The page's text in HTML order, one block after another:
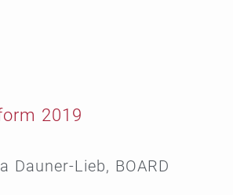
2019
Dauner-Lieb, BOARD